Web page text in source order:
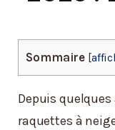
Sommaire [
Depuis
raquettes à